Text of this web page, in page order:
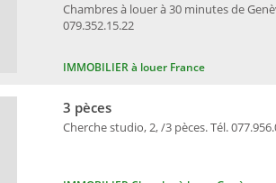
IMMOBILIER à louer France
Chambres à louer à 30 minutes de
079.352.15.22
Cherche studio, 2, /3 pèces. Tél.
3 pèces